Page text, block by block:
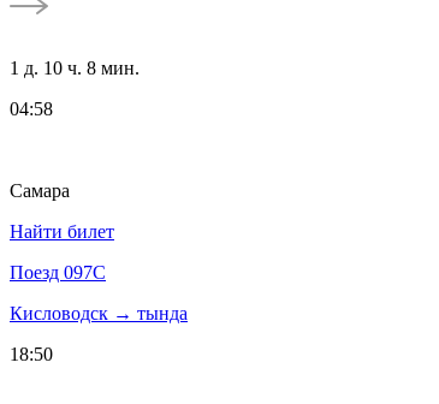
1 д. 10 ч. 8 мин.
04:58
Самара
Найти билет
Поезд 097С
Кисловодск → тында
18:50